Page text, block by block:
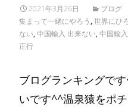
2021年3月26日 ブログ
集まって一緒にやろう ,世界にひ
ない,中国輸入 出来ない,中国輸
正行
ブログランキングで
いです^^温泉猿をポ